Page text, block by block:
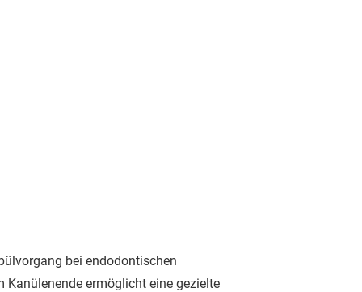
bei endodontischen
ermöglicht eine gezielte